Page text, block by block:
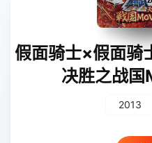
假面骑士×假面骑
决胜之战国
2013